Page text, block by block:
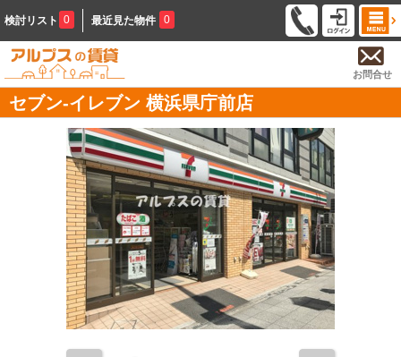
検討リスト 0 最近見た物件 0
お問合せ
セブン‐イレブン 横浜県庁前店